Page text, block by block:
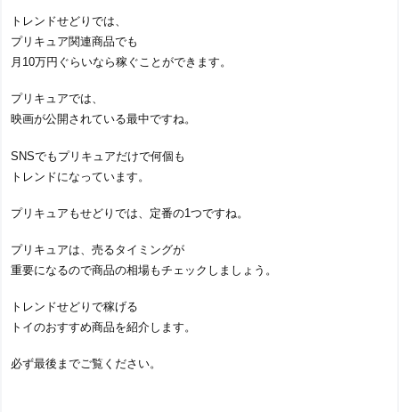
トレンドせどりでは、
プリキュア関連商品でも
月10万円ぐらいなら稼ぐことができます。
プリキュアでは、
映画が公開されている最中ですね。
SNSでもプリキュアだけで何個も
トレンドになっています。
プリキュアもせどりでは、定番の1つですね。
プリキュアは、売るタイミングが
重要になるので商品の相場もチェックしましょう。
トレンドせどりで稼げる
トイのおすすめ商品を紹介します。
必ず最後までご覧ください。